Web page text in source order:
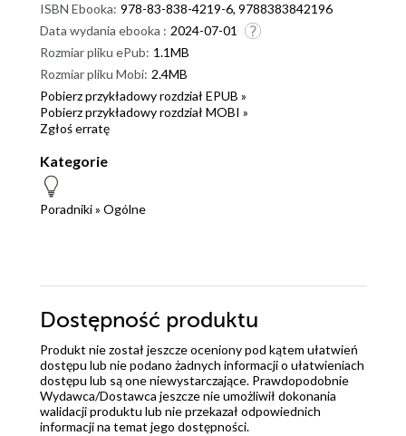
ISBN Ebooka: 978-83-838-4219-6, 9788383842196
Data wydania ebooka : 2024-07-01
Rozmiar pliku ePub: 1.1MB
Rozmiar pliku Mobi: 2.4MB
Pobierz przykładowy rozdział EPUB »
Pobierz przykładowy rozdział MOBI »
Zgłoś erratę
Kategorie
Poradniki» Ogólne
Dostępność produktu
Produkt nie został jeszcze oceniony pod kątem ułatwień
dostępu lub nie podano żadnych informacji o ułatwieniach
dostępu lub są one niewystarczające. Prawdopodobnie
Wydawca/Dostawca jeszcze nie umożliwił dokonania
walidacji produktu lub nie przekazał odpowiednich
informacji na temat jego dostępności.